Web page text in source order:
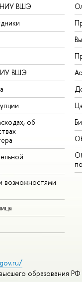
НИУ ВШЭ
ВШЭ
об
возможностями
образования РФ